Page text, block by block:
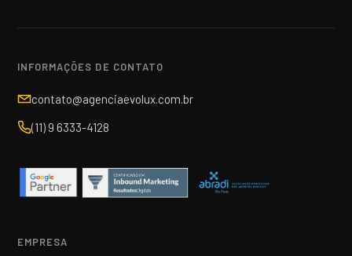
INFORMAÇÕES DE CONTATO
contato@agenciaevolux.com.br
(11) 9 6333-4128
EMPRESA